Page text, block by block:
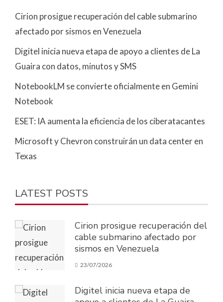
Cirion prosigue recuperación del cable submarino
afectado por sismos en Venezuela
Digitel inicia nueva etapa de apoyo a clientes de La
Guaira con datos, minutos y SMS
NotebookLM se convierte oficialmente en Gemini
Notebook
ESET: IA aumenta la eficiencia de los ciberatacantes
Microsoft y Chevron construirán un data center en
Texas
LATEST POSTS
Cirion prosigue recuperación del
cable submarino afectado por
sismos en Venezuela
23/07/2026
Digitel inicia nueva etapa de